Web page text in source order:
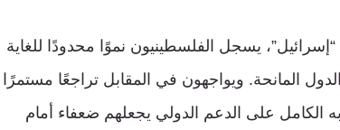
يسجل الفلسطينيون نموًا محدودًا للغاية
المانحة. ويواجهون في المقابل تراجعًا مستمرًا
الكامل على الدعم الدولي يجعلهم ضعفاء أمام